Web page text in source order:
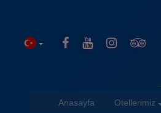
Anasayfa Otellerimiz